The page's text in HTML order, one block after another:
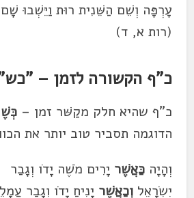
עׇרְפָּה וְשֵׁם הַשֵּׁנִית רוּת וַיֵּשְׁבוּ
(רות א, ד)
כ"ף הקשורה לזמן –
כ"ף שהיא חלק מקַשּׁר זמן –כְּשֶׁ
הדוגמה תסביר טוב יותר את
וְהָיָהכַּאֲשֶׁר יָרִים מֹשֶׁה יָדֹו וְגָבַר
יִשְׂרָאֵלוְכַאֲשֶׁר יָנִיחַ יָדֹו וְגָבַר